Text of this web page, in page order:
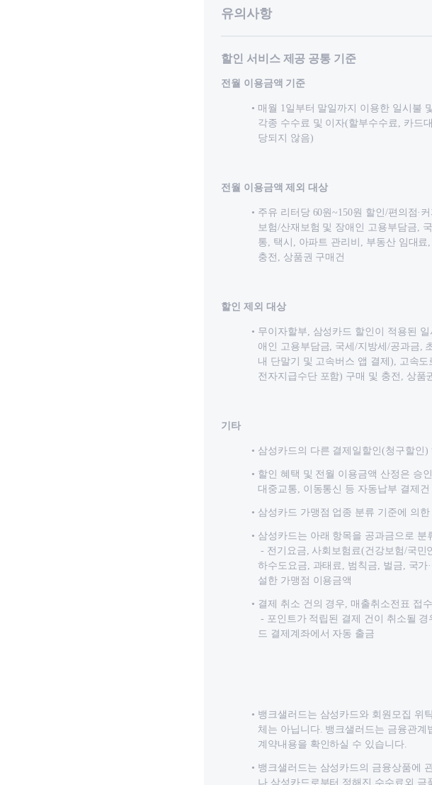
유의사항
할인 서비스 제공 공통 기준
전월 이용금액 기준
매월 1일부터 말일까지 이용한 일시불
각종 수수료 및 이자(할부수수료, 카드
당되지 않음)
전월 이용금액 제외 대상
주유 리터당 60원~150원 할인/편의점·
보험/산재보험 및 장애인 고용부담금,
통, 택시, 아파트 관리비, 부동산 임대
충전, 상품권 구매건
할인 제외 대상
무이자할부, 삼성카드 할인이 적용된
애인 고용부담금, 국세/지방세/공과금,
내 단말기 및 고속버스 앱 결제), 고속
전자지급수단 포함) 구매 및 충전, 상품
기타
삼성카드의 다른 결제일할인(청구할인
할인 혜택 및 전월 이용금액 산정은 승
대중교통, 이동통신 등 자동납부 결제
삼성카드 가맹점 업종 분류 기준에 의
삼성카드는 아래 항목을 공과금으로 분
- 전기요금, 사회보험료(건강보험/국
하수도요금, 과태료, 범칙금, 벌금, 국가
설한 가맹점 이용금액
결제 취소 건의 경우, 매출취소전표 접
- 포인트가 적립된 결제 건이 취소될
드 결제계좌에서 자동 출금
뱅크샐러드는 삼성카드와 회원모집 위
체는 아닙니다. 뱅크샐러드는 금융관
계약내용을 확인하실 수 있습니다.
뱅크샐러드는 삼성카드의 금융상품에
나 삼성카드로부터 정해진 수수료외